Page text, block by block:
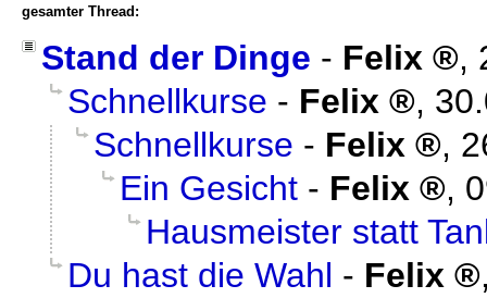
gesamter Thread:
Stand der Dinge - Felix ,
Schnellkurse - Felix ,
Schnellkurse - Felix ,
Ein Gesicht - Felix ,
Hausmeister statt
Du hast die Wahl - Felix